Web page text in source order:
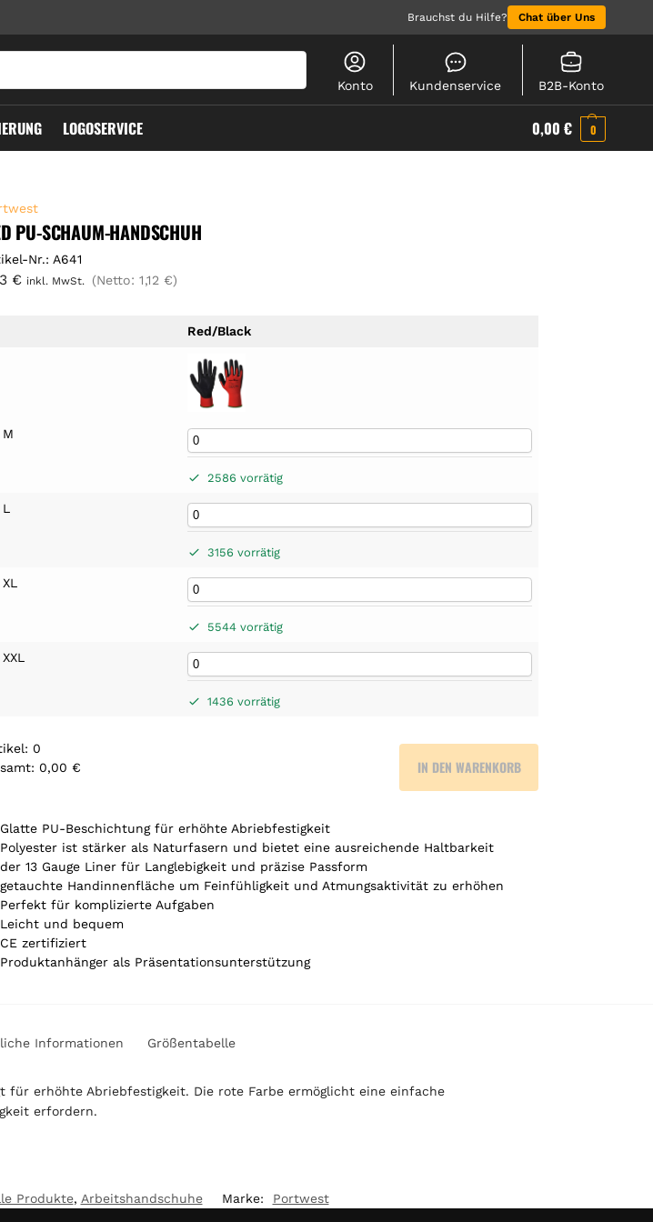
Brauchst du Hilfe? Chat über Uns
Konto Kundenservice B2B-Konto
LOGOSERVICE 0,00 € 0
PU-SCHAUM-HANDSCHUH
Nr.: A641
€ inkl. MwSt. (Netto:1,12 €)
Red/Black
M
2586 vorrätig
L
3156 vorrätig
XL
5544 vorrätig
XXL
1436 vorrätig
: 0
: 0,00 €
IN DEN WARENKORB
Glatte PU-Beschichtung für erhöhte Abriebfestigkeit
Polyester ist stärker als Naturfasern und bietet eine ausreichende Haltbarkeit
der 13 Gauge Liner für Langlebigkeit und präzise Passform
getauchte Handinnenfläche um Feinfühligkeit und Atmungsaktivität zu erhöhen
Perfekt für komplizierte Aufgaben
Leicht und bequem
CE zertifiziert
Produktanhänger als Präsentationsunterstützung
Informationen Größentabelle
für erhöhte Abriebfestigkeit. Die rote Farbe ermöglicht eine einfache
erfordern.
Produkte, Arbeitshandschuhe Marke: Portwest